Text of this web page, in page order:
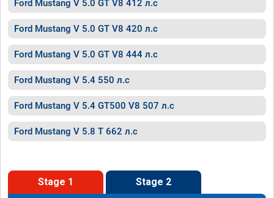
Ford Mustang V 5.0 GT V8 412 л.с
Ford Mustang V 5.0 GT V8 420 л.с
Ford Mustang V 5.0 GT V8 444 л.с
Ford Mustang V 5.4 550 л.с
Ford Mustang V 5.4 GT500 V8 507 л.с
Ford Mustang V 5.8 T 662 л.с
Stage 1 Stage 2